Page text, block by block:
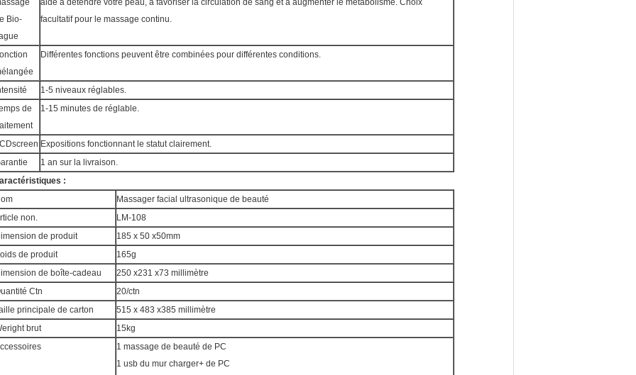
Bio-
aide à détendre votre peau, à favoriser la circulation de sang et à augmenter le métabolisme. Choix
facultatif pour le massage continu.
Différentes fonctions peuvent être combinées pour différentes conditions.
1-5 niveaux réglables.
de
1-15 minutes de réglable.
Expositions fonctionnant le statut clairement.
1 an sur la livraison.
:
Massager facial ultrasonique de beauté
non.
LM-108
de produit
185 x 50 x50mm
de produit
165g
de boîte-cadeau
250 x231 x73 millimètre
Ctn
20/ctn
principale de carton
515 x 483 x385 millimètre
brut
15kg
1 massage de beauté de PC
1 usb du mur charger+ de PC